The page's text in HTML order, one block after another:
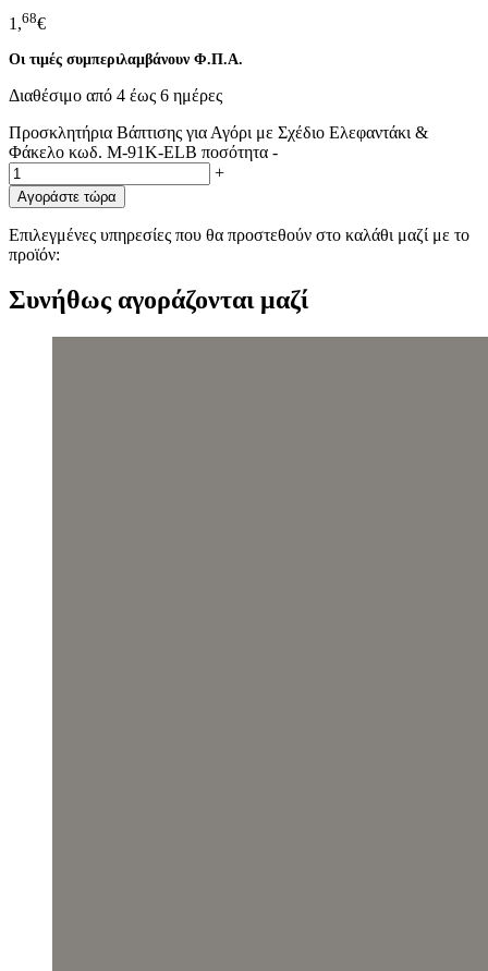
1,68€
Οι τιμές συμπεριλαμβάνουν Φ.Π.Α.
Διαθέσιμο από 4 έως 6 ημέρες
Προσκλητήρια Βάπτισης για Αγόρι με Σχέδιο Ελεφαντάκι &
Φάκελο κωδ. M-91K-ELB ποσότητα -
+
Αγοράστε τώρα
Επιλεγμένες υπηρεσίες που θα προστεθούν στο καλάθι μαζί με το
προϊόν:
Συνήθως αγοράζονται μαζί